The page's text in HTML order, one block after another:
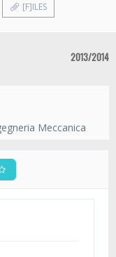
[F]ILES
2013/2014
Meccanica